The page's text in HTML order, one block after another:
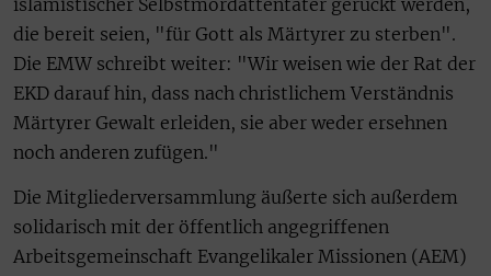
die bereit seien, "für Gott als Märtyrer zu sterben".
Die EMW schreibt weiter: "Wir weisen wie der Rat der
EKD darauf hin, dass nach christlichem Verständnis
Märtyrer Gewalt erleiden, sie aber weder ersehnen
noch anderen zufügen."
Die Mitgliederversammlung äußerte sich außerdem
solidarisch mit der öffentlich angegriffenen
Arbeitsgemeinschaft Evangelikaler Missionen (AEM)